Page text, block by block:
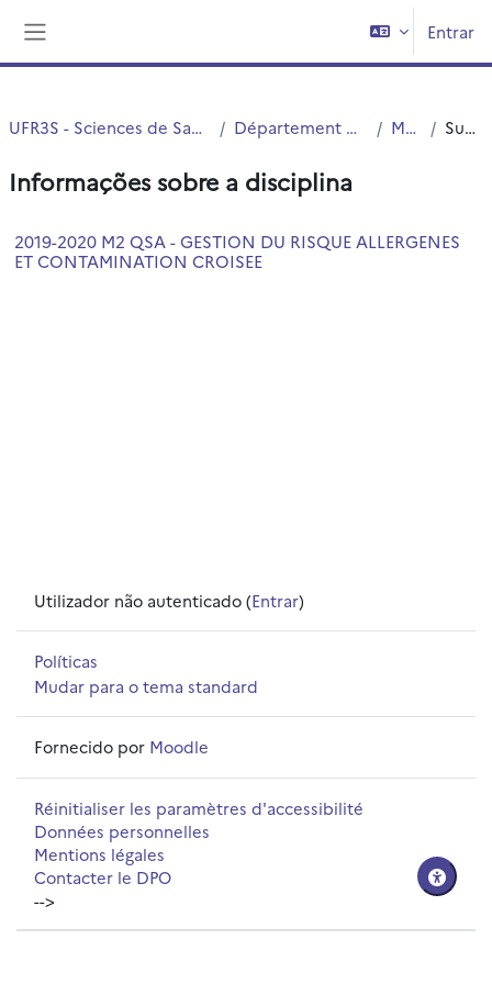
Entrar
UFR3S - Sciences de Santé et du Sport Département UFR3S - ILIS Master Sumário
Informações sobre a disciplina
2019-2020 M2 QSA - GESTION DU RISQUE ALLERGENES
ET CONTAMINATION CROISEE
Utilizador não autenticado (Entrar)
Políticas
Mudar para o tema standard
Fornecido por Moodle
Réinitialiser les paramètres d'accessibilité
Données personnelles
Mentions légales
Contacter le DPO
-->